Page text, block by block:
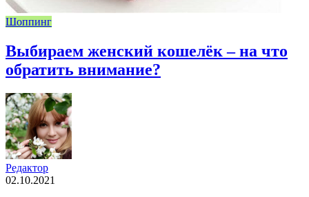
Шоппинг
Выбираем женский кошелёк – на что
обратить внимание?
Редактор
02.10.2021